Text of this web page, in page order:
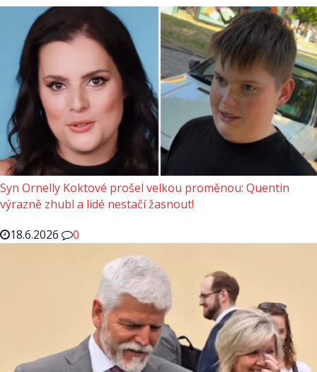
Syn Ornelly Koktové prošel velkou proměnou: Quentin
výrazně zhubl a lidé nestačí žasnout!
18.6.2026
0